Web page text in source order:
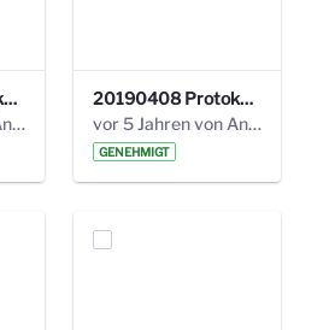
20190909 Protokoll 27. Steuerungskreis.pdf
vor 5 Jahren von Anni Schlumberger
20190408 Protokoll 26. Steuerungskreis.pdf
vor 5 Jahren von Anni Schlumberger
GENEHMIGT